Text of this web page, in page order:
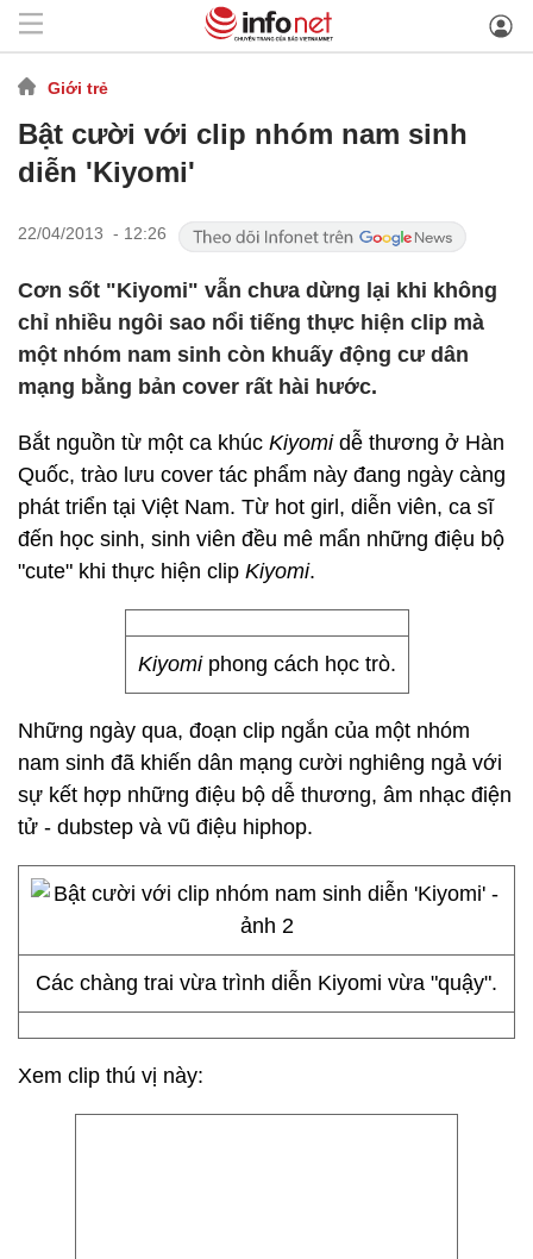
Giới trẻ
Bật cười với clip nhóm nam sinh
diễn 'Kiyomi'
22/04/2013 - 12:26
Cơn sốt "Kiyomi" vẫn chưa dừng lại khi không
chỉ nhiều ngôi sao nổi tiếng thực hiện clip mà
một nhóm nam sinh còn khuấy động cư dân
mạng bằng bản cover rất hài hước.
Bắt nguồn từ một ca khúc Kiyomidễ thương ở Hàn
Quốc, trào lưu cover tác phẩm này đang ngày càng
phát triển tại Việt Nam. Từ hot girl, diễn viên, ca sĩ
đến học sinh, sinh viên đều mê mẩn những điệu bộ
"cute" khi thực hiện clip Kiyomi.
Kiyomiphong cách học trò.
Những ngày qua, đoạn clip ngắn của một nhóm
nam sinh đã khiến dân mạng cười nghiêng ngả với
sự kết hợp những điệu bộ dễ thương, âm nhạc điện
tử - dubstep và vũ điệu hiphop.
Các chàng trai vừa trình diễn Kiyomi vừa "quậy".
Xem clip thú vị này: